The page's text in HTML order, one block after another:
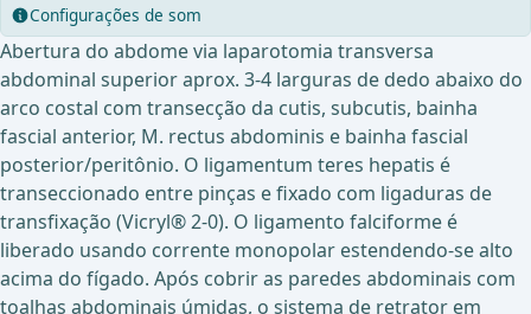
Configurações de som
Abertura do abdome via laparotomia transversa
abdominal superior aprox. 3-4 larguras de dedo abaixo do
arco costal com transecção da cutis, subcutis, bainha
fascial anterior, M. rectus abdominis e bainha fascial
posterior/peritônio. O ligamentum teres hepatis é
transeccionado entre pinças e fixado com ligaduras de
transfixação (Vicryl® 2-0). O ligamento falciforme é
liberado usando corrente monopolar estendendo-se alto
acima do fígado. Após cobrir as paredes abdominais com
toalhas abdominais úmidas, o sistema de retrator em